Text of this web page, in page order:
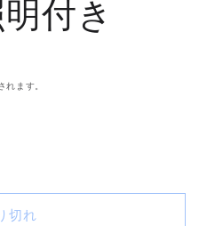
付き
ます。
切れ